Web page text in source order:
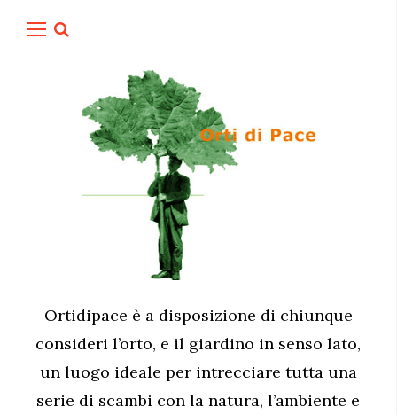
Ortidipace è a disposizione di chiunque
consideri l’orto, e il giardino in senso lato,
un luogo ideale per intrecciare tutta una
serie di scambi con la natura, l’ambiente e